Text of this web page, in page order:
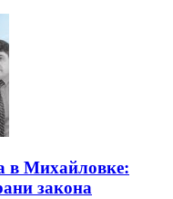
в Михайловке:
закона